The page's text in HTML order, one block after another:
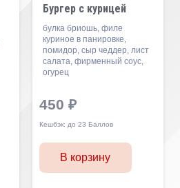
Бургер с курицей
булка бриошь, филе
куриное в панировке,
помидор, сыр чеддер, лист
салата, фирменный соус,
огурец
450 ₽
Кешбэк: до 23 Баллов
В корзину